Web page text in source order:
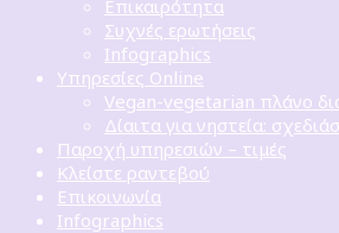
Επικαιρότητα
Συχνές ερωτήσεις
Infographics
Υπηρεσίες Online
Vegan-vegetarian πλάνο
Δίαιτα για νηστεία:
Παροχή υπηρεσιών – τιμές
Κλείστε ραντεβού
Επικοινωνία
Infographics